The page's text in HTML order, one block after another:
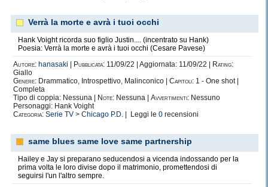
Verrà la morte e avrà i tuoi occhi
Hank Voight ricorda suo figlio Justin.... (incentrato su Hank)
Poesia: Verrà la morte e avrà i tuoi occhi (Cesare Pavese)
Autore: hanasaki Pubblicata: 11/09/22 | Aggiornata: 11/09/22 |
Rating:
Giallo
Genere: Drammatico, Introspettivo, Malinconico | Capitoli: 1 - One shot |
Completa
Tipo di coppia: Nessuna |
Note: Nessuna | Avvertimenti: Nessuno
Personaggi: Hank Voight
Categoria: Serie TV > Chicago P.D. | Leggi le 0 recensioni
same blues same love same partnership
Hailey e Jay si preparano seducendosi a vicenda indossando per la
prima volta le loro divise dopo il matrimonio, promettendosi di
seguirsi l'un l'altro sempre.